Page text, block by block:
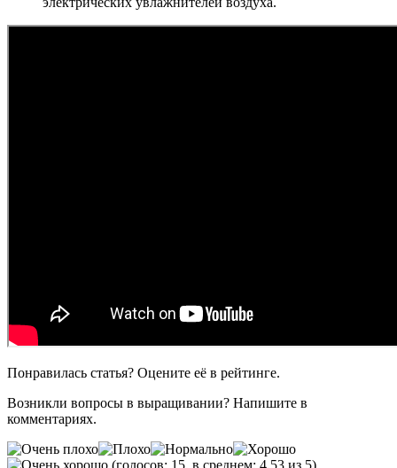
Понравилась статья? Оцените её в рейтинге.
Возникли вопросы в выращивании? Напишите в
комментариях.
(голосов: 15, в среднем: 4,53 из 5)